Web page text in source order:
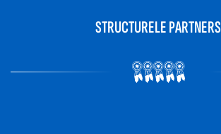
STRUCTURELE PARTNERS